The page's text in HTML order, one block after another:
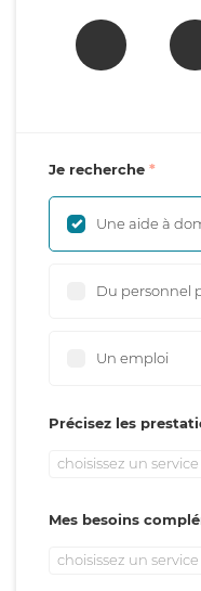
Je recherche
Une aide à
Du personnel
Un emploi
Précisez les
choisissez un service
Mes besoins
choisissez un service